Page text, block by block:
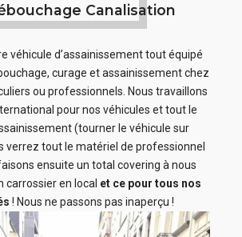
Canalisation
véhicule d’assainissement tout équipé
curage et assainissement chez
ou professionnels. Nous travaillons
pour nos véhicules et tout le
(tourner le véhicule sur
verrez tout le matériel de professionnel
ensuite un total covering à nous
carrossier en local et ce pour tous nos
! Nous ne passons pas inaperçu !